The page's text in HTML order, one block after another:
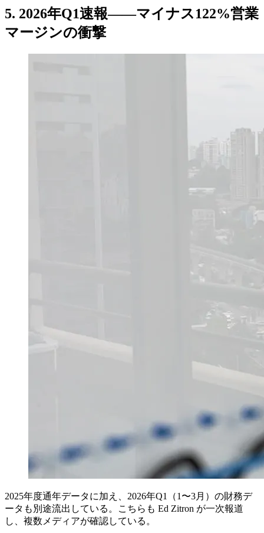
5. 2026年Q1速報——マイナス122%営業
マージンの衝撃
2025年度通年データに加え、2026年Q1（1〜3月）の財務デ
ータも別途流出している。こちらも Ed Zitron が一次報道
し、複数メディアが確認している。